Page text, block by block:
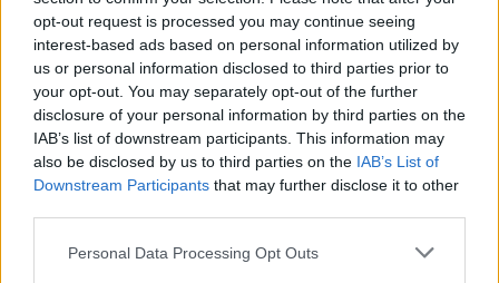
opt-out request is processed you may continue seeing
interest-based ads based on personal information utilized by
us or personal information disclosed to third parties prior to
your opt-out. You may separately opt-out of the further
disclosure of your personal information by third parties on the
IAB’s list of downstream participants. This information may
also be disclosed by us to third parties on the IAB’s List of
Downstream Participants that may further disclose it to other
Personal Data Processing Opt Outs